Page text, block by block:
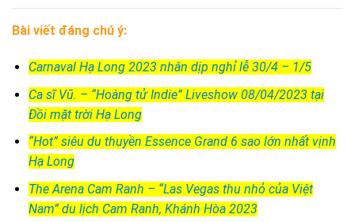
Bài viết đáng chú ý:
Carnaval Hạ Long 2023 nhân dịp nghỉ lễ 30/4 – 1/5
Ca sĩ Vũ. – “Hoàng tử Indie” Liveshow 08/04/2023 tại
Đồi mặt trời Hạ Long
“Hot” siêu du thuyền Essence Grand 6 sao lớn nhất vịnh
Hạ Long
The Arena Cam Ranh – “Las Vegas thu nhỏ của Việt
Nam” du lịch Cam Ranh, Khánh Hòa 2023